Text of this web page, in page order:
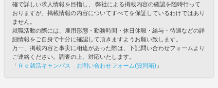
確で詳しい求人情報を目指し、 弊社による掲載内容の確認を随時行って
おりますが、掲載情報の内容についてすべてを保証しているわけではあり
ません。
就職活動の際には、雇用形態・勤務時間・休日休暇・給与・待遇などの詳
細情報をご自身で十分に確認して頂きますようお願い致します。
万一、掲載内容と事実に相違があった際は、下記問い合わせフォームより
ご連絡ください。調査の上、対応いたします。
「 Ｒｅ就活キャンパス お問い合わせフォーム(質問箱) 」